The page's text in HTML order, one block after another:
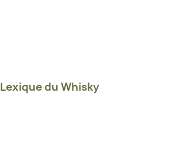
Lexique du Whisky